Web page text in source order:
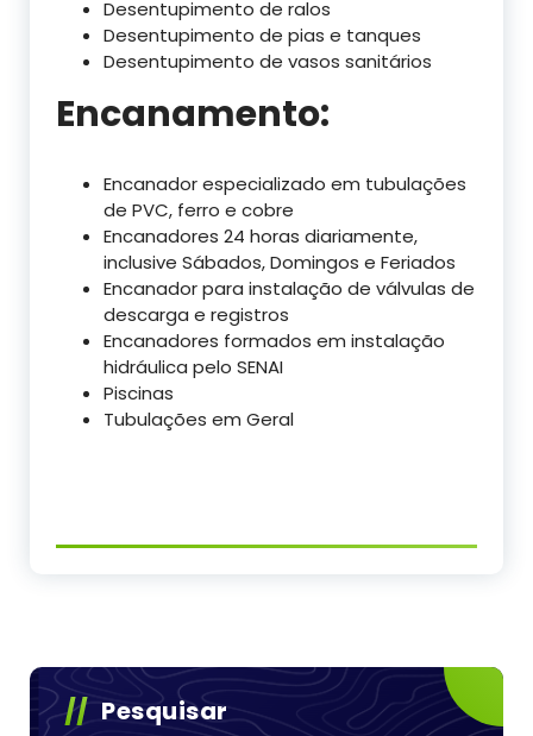
Desentupimento de ralos
Desentupimento de pias e tanques
Desentupimento de vasos sanitários
Encanamento:
Encanador especializado em tubulações
de PVC, ferro e cobre
Encanadores 24 horas diariamente,
inclusive Sábados, Domingos e Feriados
Encanador para instalação de válvulas de
descarga e registros
Encanadores formados em instalação
hidráulica pelo SENAI
Piscinas
Tubulações em Geral
Pesquisar